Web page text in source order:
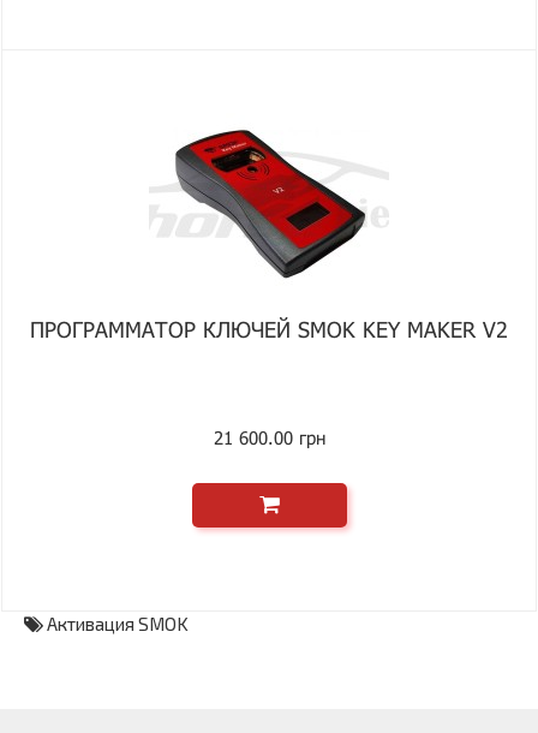
ПРОГРАММАТОР КЛЮЧЕЙ SMOK KEY MAKER V2
21 600.00 грн
Активация SMOK